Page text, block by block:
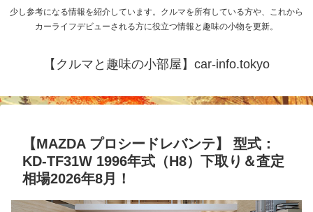
少し参考になる情報を紹介しています。クルマを所有している方や、これから
カーライフデビューされる方に役立つ情報と趣味の小物を更新。
【クルマと趣味の小部屋】car-info.tokyo
【MAZDA プロシードレバンテ】 型式：
KD-TF31W 1996年式（H8）下取り＆査定
相場2026年8月！